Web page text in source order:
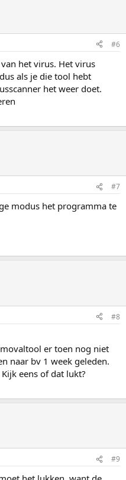
#6
het virus. Het virus
als je die tool hebt
het weer doet.
#7
modus het programma te
#8
er toen nog niet
naar bv 1 week geleden.
eens of dat lukt?
#9